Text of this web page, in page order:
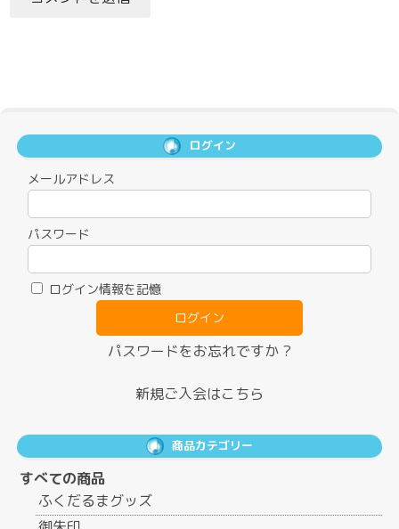
ログイン
メールアドレス
パスワード
ログイン情報を記憶
パスワードをお忘れですか ?
新規ご入会はこちら
商品カテゴリー
すべての商品
ふくだるまグッズ